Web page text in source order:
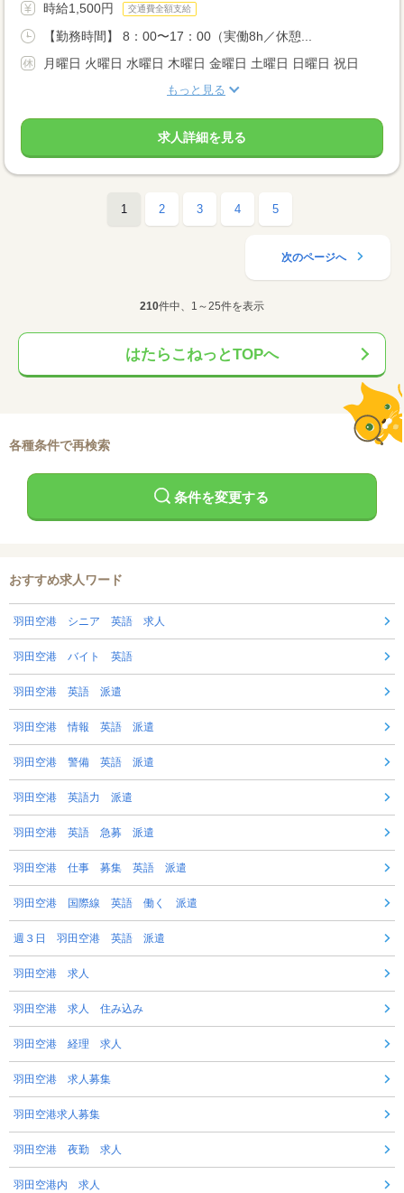
時給1,500円 交通費全額支給
【勤務時間】 8：00〜17：00（実働8h／休憩...
月曜日 火曜日 水曜日 木曜日 金曜日 土曜日 日曜日 祝日
もっと見る
求人詳細を見る
1 2 3 4 5
次のページへ
210件中、1～25件を表示
はたらこねっとTOPへ
各種条件で再検索
条件を変更する
おすすめ求人ワード
羽田空港 シニア 英語 求人
羽田空港 バイト 英語
羽田空港 英語 派遣
羽田空港 情報 英語 派遣
羽田空港 警備 英語 派遣
羽田空港 英語力 派遣
羽田空港 英語 急募 派遣
羽田空港 仕事 募集 英語 派遣
羽田空港 国際線 英語 働く 派遣
週３日 羽田空港 英語 派遣
羽田空港 求人
羽田空港 求人 住み込み
羽田空港 経理 求人
羽田空港 求人募集
羽田空港求人募集
羽田空港 夜勤 求人
羽田空港内 求人